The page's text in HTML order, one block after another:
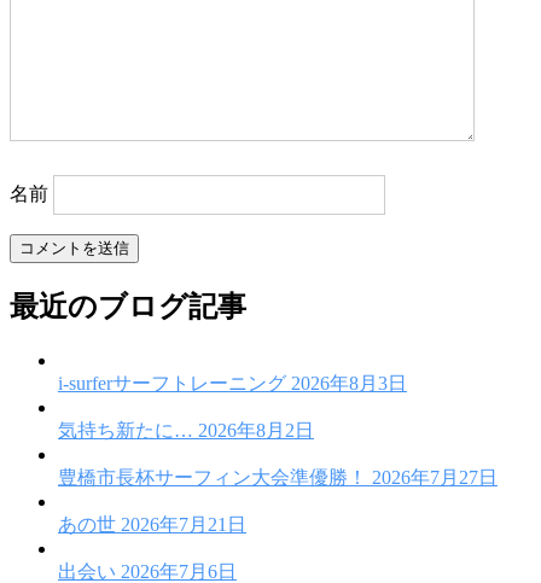
名前
最近のブログ記事
i-surferサーフトレーニング 2026年8月3日
気持ち新たに… 2026年8月2日
豊橋市長杯サーフィン大会準優勝！ 2026年7月27日
あの世 2026年7月21日
出会い 2026年7月6日